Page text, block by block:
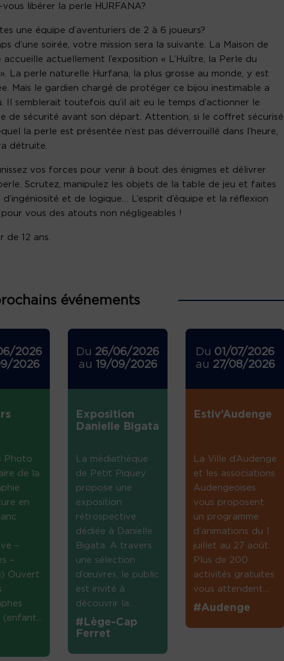
vous libérer la perle HURFANA?
une équipe d’aventuriers de 2 à 6 joueurs?
d’une soirée, votre mission sera la suivante. La Maison de
accueille actuellement l’exposition « L’Huître, la Perle du
». La perle naturelle Hurfana, la plus grosse au monde, y est
Mais le gardien chargé de protéger ce bijou inestimable a
Il semblerait toutefois qu’il ait eu le temps d’actionner le
de sécurité avant son départ. Attention, si le coffret sécurisé
la perle est présentée n’est pas déverrouillé dans l’heure,
détruite.
vos forces pour venir à bout des énigmes et délivrer
Scrutez, manipulez les objets de la table de jeu et faites
d’ingéniosité et de logique… L’esprit d’équipe et la réflexion
vous des atouts non négligeables !
de 12 ans.
événements
2026
2026
Photo
de la
en
–
–
Ouvert
(enfant...
Du 26/06/2026
au 19/09/2026
Exposition
Danielle Bigata
La médiathèque
de Petit Piquey
propose une
exposition
rétrospective
dédiée à Danielle
Bigata. A travers
une sélection
d’œuvres, le public
est invité à
découvrir la...
#Lège-Cap
Ferret
Du 01/07/2026
au 27/08/2026
Estiv’Audenge
La Ville d’Audenge
et les associations
Audengeoises
vous proposent
un programme
d’animations du 1
juillet au 27 août.
Plus de 200
activités gratuites
vous attendent....
#Audenge